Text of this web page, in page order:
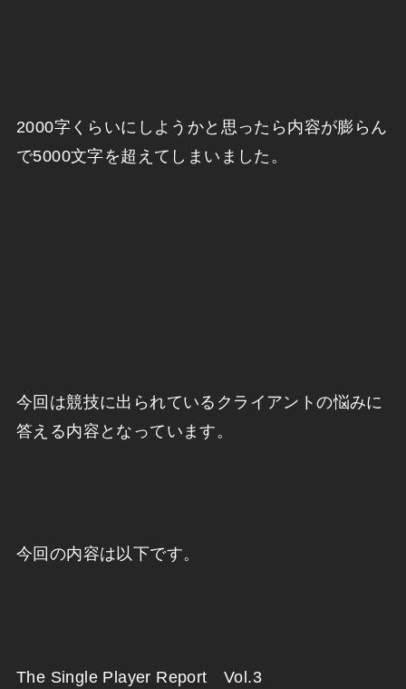
2000字くらいにしようかと思ったら内容が膨らん
で5000文字を超えてしまいました。
今回は競技に出られているクライアントの悩みに
答える内容となっています。
今回の内容は以下です。
The Single Player Report Vol.3